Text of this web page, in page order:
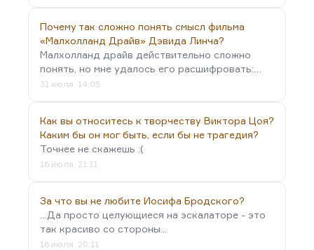
Почему так сложно понять смысл фильма
«Малхолланд Драйв» Дэвида Линча?
Малхолланд драйв действительно сложно
понять, но мне удалось его расшифровать:…
31 июля, 14:05
Как вы относитесь к творчеству Виктора Цоя?
Каким бы он мог быть, если бы не трагедия?
Точнее не скажешь :(
16 июля, 21:11
За что вы не любите Иосифа Бродского?
...Да просто целующиеся на эскалаторе - это
так красиво со стороны...
16 июля, 20:11